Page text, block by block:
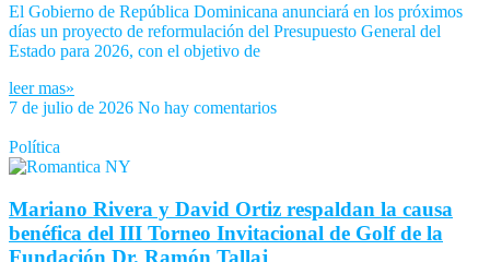
El Gobierno de República Dominicana anunciará en los próximos
días un proyecto de reformulación del Presupuesto General del
Estado para 2026, con el objetivo de
leer mas»
7 de julio de 2026 No hay comentarios
Política
Mariano Rivera y David Ortiz respaldan la causa
benéfica del III Torneo Invitacional de Golf de la
Fundación Dr. Ramón Tallaj